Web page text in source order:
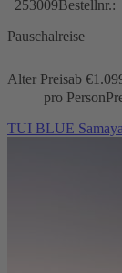
253009Bestellnr.:
Pauschalreise
Alter Preisab €
pro Person
TUI BLUE Samaya